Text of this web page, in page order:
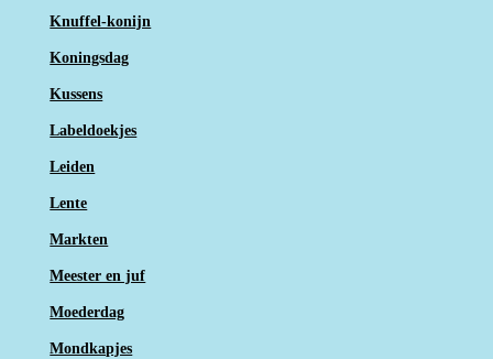
Knuffel-konijn
Koningsdag
Kussens
Labeldoekjes
Leiden
Lente
Markten
Meester en juf
Moederdag
Mondkapjes